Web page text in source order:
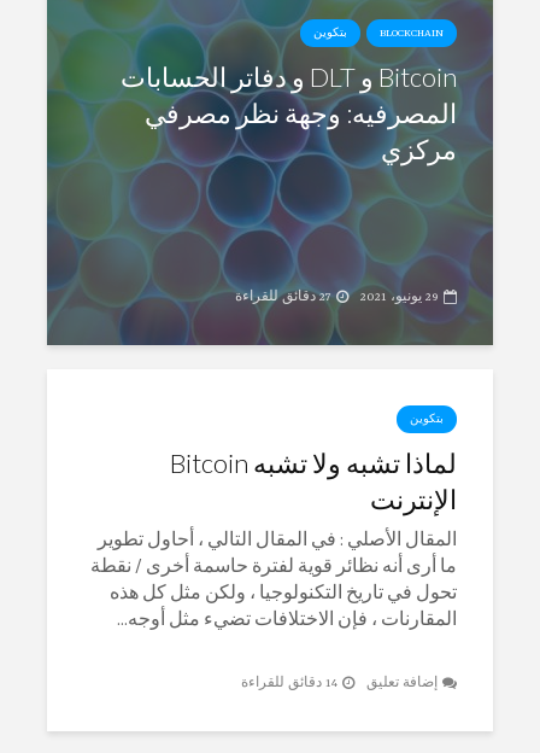
BLOCKCHAIN بتكوين
Bitcoin و DLT و دفاتر الحسابات
المصرفيه: وجهة نظر مصرفي
مركزي
29 يونيو، 2021 27 دقائق للقراءة
بتكوين
لماذا تشبه ولا تشبه Bitcoin
الإنترنت
المقال الأصلي : في المقال التالي ، أحاول تطوير
ما أرى أنه نظائر قوية لفترة حاسمة أخرى / نقطة
تحول في تاريخ التكنولوجيا ، ولكن مثل كل هذه
المقارنات ، فإن الاختلافات تضيء مثل أوجه...
إضافة تعليق 14 دقائق للقراءة